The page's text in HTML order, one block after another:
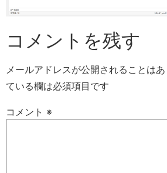
コメントを残す
メールアドレスが公開されることはあ
ている欄は必須項目です
コメント ※